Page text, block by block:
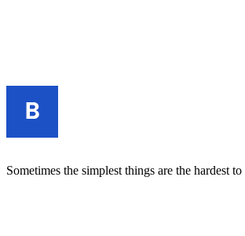
Sometimes the simplest things are the hardest